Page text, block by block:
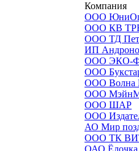
Компания
ООО
ООО КВ
ООО ТД
ИП
ООО ЭКО-
ООО
ООО Волна
ООО
ООО ШАР
ООО
АО Мир
ООО ТК
ОАО Ёлочка